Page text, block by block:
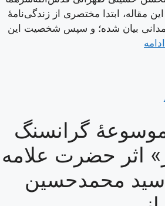
مقاله، ابتدا مختصری از زندگی‌نامۀ
بیان شده؛ و سپس شخصیت این
ادامه
گرانسنگ
اثر حضرت علامه
سید محمدحسین